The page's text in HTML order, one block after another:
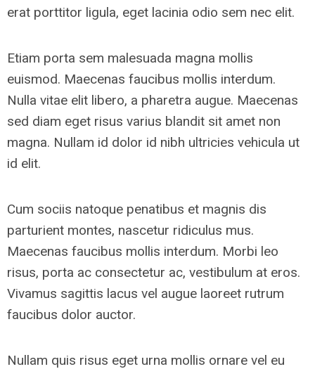
erat porttitor ligula, eget lacinia odio sem nec elit.
Etiam porta sem malesuada magna mollis
euismod. Maecenas faucibus mollis interdum.
Nulla vitae elit libero, a pharetra augue. Maecenas
sed diam eget risus varius blandit sit amet non
magna. Nullam id dolor id nibh ultricies vehicula ut
id elit.
Cum sociis natoque penatibus et magnis dis
parturient montes, nascetur ridiculus mus.
Maecenas faucibus mollis interdum. Morbi leo
risus, porta ac consectetur ac, vestibulum at eros.
Vivamus sagittis lacus vel augue laoreet rutrum
faucibus dolor auctor.
Nullam quis risus eget urna mollis ornare vel eu